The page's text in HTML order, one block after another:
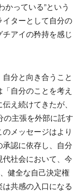
かっている”という
ターとして自分の
アイの矜持を感じ
分と向き合うこと
自分のことを考え
え続けてきたが、
主張を外部に託す
メッセージはより
認に依存し、自分
社会において、今
健全な自己決定権
共感の入口になる